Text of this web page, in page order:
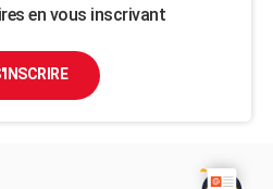
en vous inscrivant